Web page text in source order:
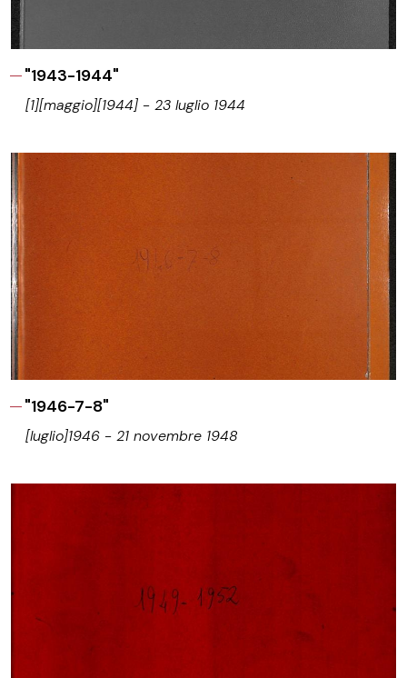
"1943-1944"
[1][maggio][1944] - 23 luglio 1944
"1946-7-8"
[luglio]1946 - 21 novembre 1948